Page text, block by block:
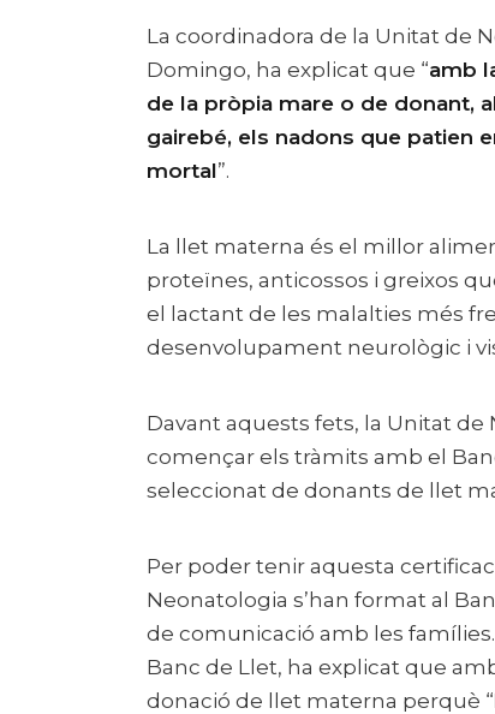
La coordinadora de la Unitat de
Domingo, ha explicat que “amb
de la pròpia mare o de donant,
gairebé, els nadons que patien
mortal”.
La llet materna és el millor
proteïnes, anticossos i greixos
el lactant de les malalties més
desenvolupament neurològic i
Davant aquests fets, la Unitat de
començar els tràmits amb el
seleccionat de donants de llet
Per poder tenir aquesta
Neonatologia s’han format al
de comunicació amb les
Banc de Llet, ha explicat que
donació de llet materna perquè “